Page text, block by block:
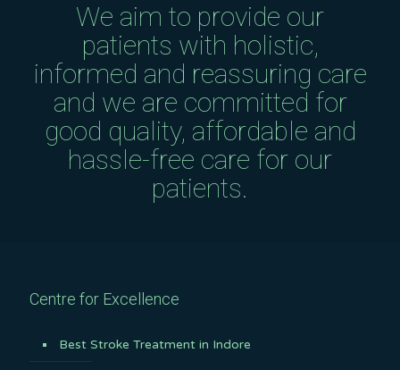
We aim to provide our
patients with holistic,
informed and reassuring care
and we are committed for
good quality, affordable and
hassle-free care for our
patients.
Centre for Excellence
Best Stroke Treatment in Indore